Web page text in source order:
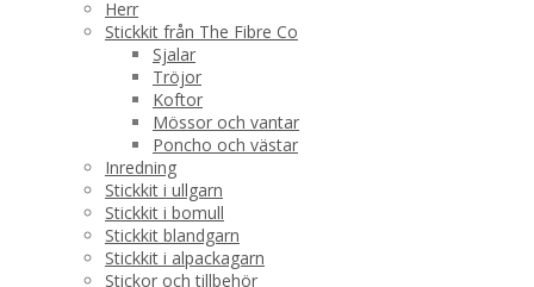
Herr
Stickkit från The Fibre Co
Sjalar
Tröjor
Koftor
Mössor och vantar
Poncho och västar
Inredning
Stickkit i ullgarn
Stickkit i bomull
Stickkit blandgarn
Stickkit i alpackagarn
Stickor och tillbehör